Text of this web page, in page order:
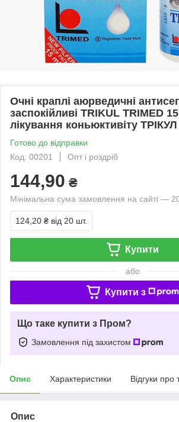
Очні краплі аюрведичні
заспокійливі TRIKUL TRIMED
лікування коньюктивіту ТРІКУЛ
Готово до відправки
Код: 00201
Опт і роздріб
144,90 ₴
Мінімальна сума замовлення на сайті —
124,20 ₴ від 20 шт.
Купити
або
Купити з
Що таке купити з Пром?
Замовлення під захистом
Опис Характеристики Відгуки про
Опис